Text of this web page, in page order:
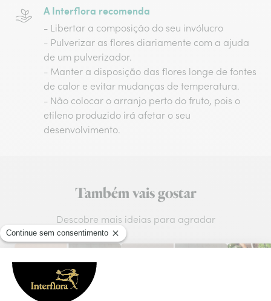
A Interflora recomenda
- Libertar a composição do seu invólucro
- Pulverizar as flores diariamente com a ajuda
de um pulverizador.
- Manter a disposição das flores longe de fontes
de calor e evitar mudanças de temperatura.
- Não colocar o arranjo perto do fruto, pois o
etileno produzido irá afetar o seu
desenvolvimento.
Também vais gostar
Descobre mais ideias para agradar